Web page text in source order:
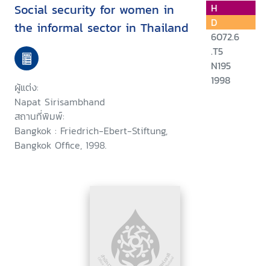
Social security for women in
the informal sector in Thailand
ผู้แต่ง:
Napat Sirisambhand
สถานที่พิมพ์:
Bangkok : Friedrich-Ebert-Stiftung,
Bangkok Office, 1998.
H
D
6072.6
.T5
N195
1998